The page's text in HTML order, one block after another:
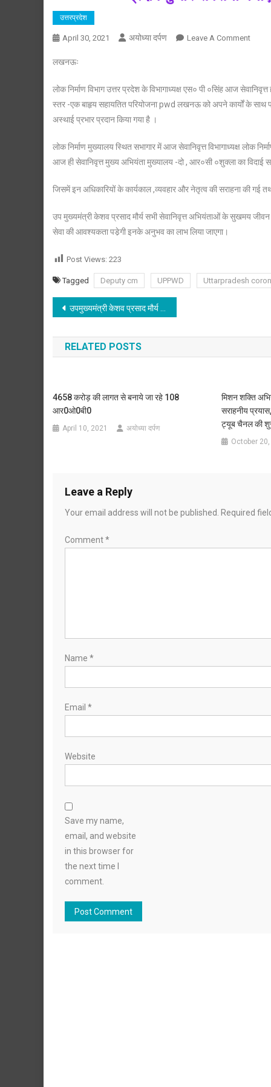
उत्तरप्रदेश
April 30, 2021 अयोध्या दर्पण Leave A CommentOn
बनाए
के
लखनऊः
लोक निर्माण विभाग उत्तर प्रदेश के विभागाध्यक्ष एस० पी ०सिंह आज
स्तर -एक बाहृय सहायतित परियोजना pwd लखनऊ को अपने कार्यों के साथ
अस्थाई प्रभार प्रदान किया गया है ।
लोक निर्माण मुख्यालय स्थित सभागार में आज सेवानिवृत्त विभागाध्यक्ष लोक
आज ही सेवानिवृत्त मुख्य अभियंता मुख्यालय -दो , आर०सी ०शुक्ला का विदाई
जिसमें इन अधिकारियों के कार्यकाल ,व्यवहार और नेतृत्व की सराहना की गई
उप मुख्यमंत्री केशव प्रसाद मौर्य सभी सेवानिवृत्त अभियंताओं के सुखमय जीवन
सेवा की आवश्यकता पडे़गी इनके अनुभव का लाभ लिया जाएगा।
Post Views: 223
Tagged Deputy cm UPPWD Uttarpradesh
Post
navigation
उपमुख्यमंत्री केशव प्रसाद मौर्य ने कोरोना संक्रमण के दृष्टिगत कानपुर नगर की, की समीक्षा
RELATED POSTS
4658 करोड़ की लागत से बनाये जा रहे 108
आर0ओ0बी0
April 10, 2021 अयोध्या दर्पण
मिशन शक्ति
सराहनीय
ट्यूब चैनल की
October
Leave a Reply
Your email address will not be published. Required
Comment*
Name *
Email *
Website
Save my name,
email, and website
in this browser for
the next time I
comment.